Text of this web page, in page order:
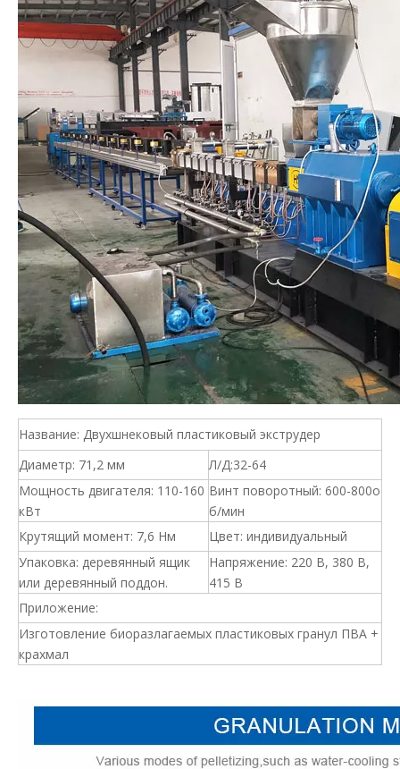
Название: Двухшнековый пластиковый экструдер
Диаметр: 71,2 мм
Л/Д:32-64
Мощность двигателя: 110-160
кВт
Винт поворотный: 600-800о
б/мин
Крутящий момент: 7,6 Нм
Цвет: индивидуальный
Упаковка: деревянный ящик
или деревянный поддон.
Напряжение: 220 В, 380 В,
415 В
Приложение:
Изготовление биоразлагаемых пластиковых гранул ПВА +
крахмал